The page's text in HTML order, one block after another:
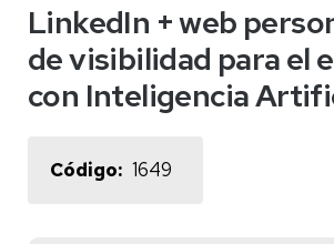
LinkedIn + web
de visibilidad para el
con Inteligencia
Código 1649